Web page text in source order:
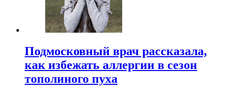
Подмосковный врач рассказала,
как избежать аллергии в сезон
тополиного пуха